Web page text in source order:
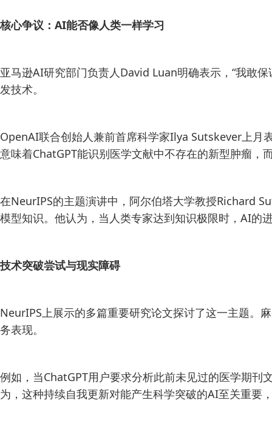
核心争议：AI能否像人类一样学习
亚马逊AI研究部门负责人David Luan明确表示，“我敢
发技术。
OpenAI联合创始人兼前首席科学家Ilya Sutskever上月
意味着ChatGPT能识别医学文献中不存在的新型肿瘤
在NeurIPS的主题演讲中，阿尔伯塔大学教授Richard
模型知识。他认为，当人类专家达到知识极限时，AI的
技术突破尝试与现实障碍
NeurIPS上展示的多篇重要研究论文探讨了这一主题。
务表现。
例如，当ChatGPT用户要求分析此前未见过的医学期
为，这种持续自我更新对能产生科学突破的AI至关重要